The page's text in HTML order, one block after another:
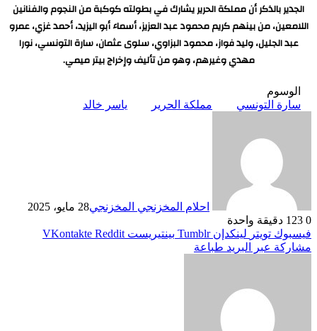
الجدير بالذكر أن مملكة الحرير يشارك في بطولته كوكبة من النجوم والفنانين
اللامعين، من بينهم كريم محمود عبد العزيز، أسماء أبو اليزيد، أحمد غزي، عمرو
عبد الجليل، وليد فواز، محمود البزاوي، سلوى عثمان، سارة التونسي، نورا
مهدي وغيرهم، وهو من تأليف وإخراج بيتر ميمي.
الوسوم
سارة التونسي
مملكة الحرير ياسر خالد
احلام المخزنجي المخزنجي28 مايو، 2025
0
دقيقة واحدة
فيسبوك تويتر لينكدإن بينتيريست
مشاركة عبر البريد طباعة